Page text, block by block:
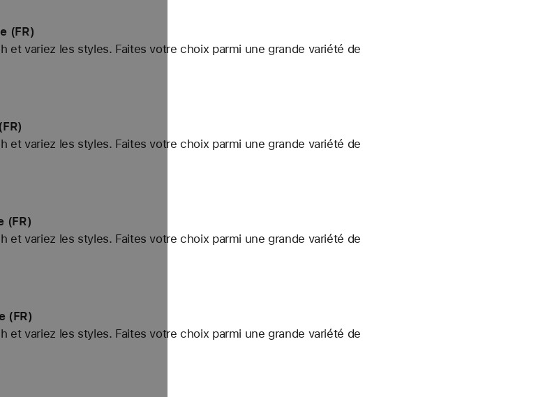
(FR)
et variez les styles. Faites votre choix parmi une grande variété de
et variez les styles. Faites votre choix parmi une grande variété de
(FR)
et variez les styles. Faites votre choix parmi une grande variété de
(FR)
et variez les styles. Faites votre choix parmi une grande variété de